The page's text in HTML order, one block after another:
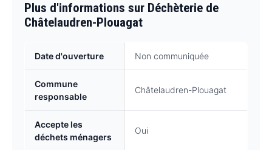
Plus d'informations sur Déchèterie de
Châtelaudren-Plouagat
Date d'ouverture Non communiquée
Commune
responsable
Châtelaudren-Plouagat
Accepte les
déchets ménagers
Oui